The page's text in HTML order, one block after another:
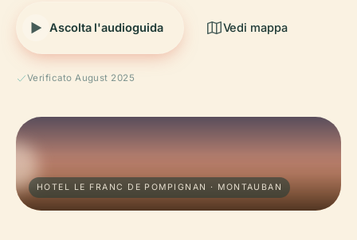
Ascolta l'audioguida Vedi mappa
Verificato August 2025
HOTEL LE FRANC DE POMPIGNAN · MONTAUBAN